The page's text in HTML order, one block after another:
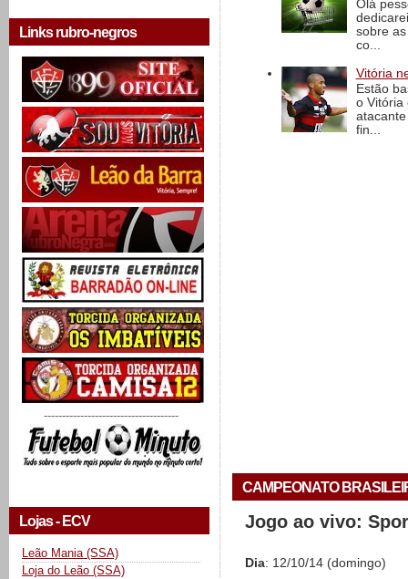
Links rubro-negros
-------------------------------------
Lojas - ECV
Leão Mania (SSA)
Loja do Leão (SSA)
Olá
sobre
co...
Vitória
Estão
o Vitória
fin...
CAMPEONATO
Jogo ao vivo:
Dia: 12/10/14 (domingo)